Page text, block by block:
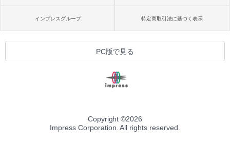
インプレスグループ 特定商取引法に基づく表示
PC版で見る
Copyright ©2026
Impress Corporation. All rights reserved.